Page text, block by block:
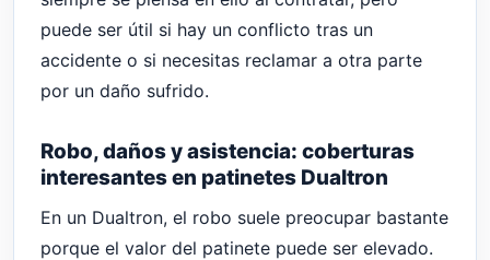
puede ser útil si hay un conflicto tras un
accidente o si necesitas reclamar a otra parte
por un daño sufrido.
Robo, daños y asistencia: coberturas
interesantes en patinetes Dualtron
En un Dualtron, el robo suele preocupar bastante
porque el valor del patinete puede ser elevado.